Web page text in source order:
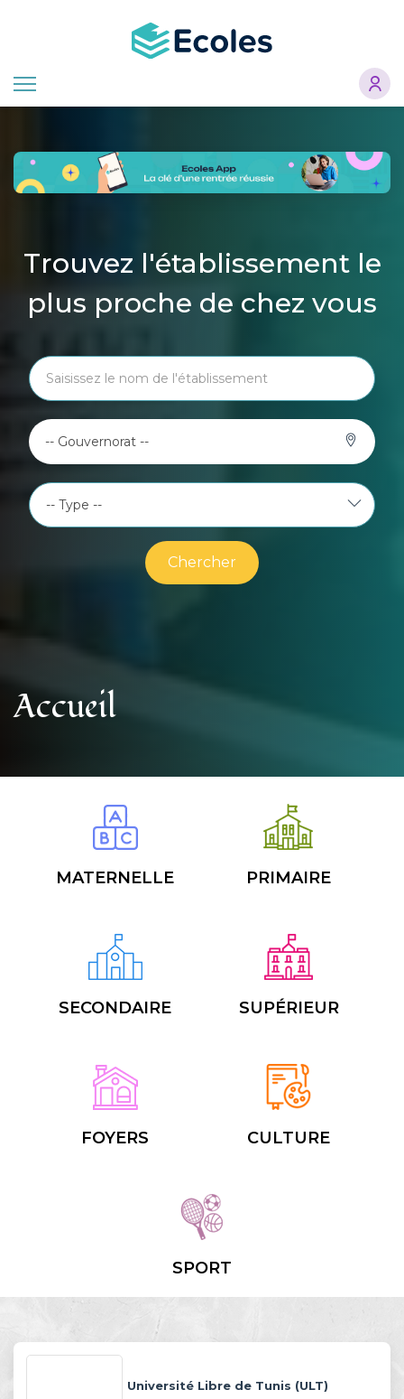
principal
Trouvez l'établissement le
plus proche de chez vous
-- Gouvernorat --
Chercher
Accueil
MATERNELLE PRIMAIRE
SECONDAIRE SUPÉRIEUR
FOYERS CULTURE
SPORT
Université Libre de Tunis (ULT)